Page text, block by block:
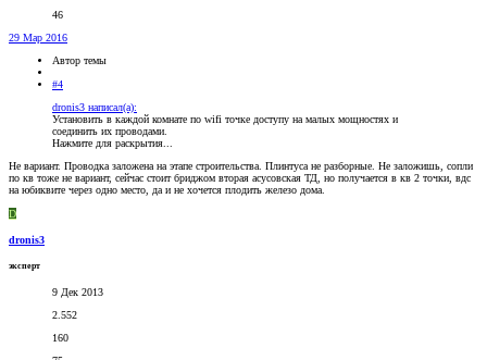
46
29 Мар 2016
Автор темы
#4
dronis3 написал(а):
Установить в каждой комнате по wifi точке доступу на малых мощностях и
соединить их проводами.
Нажмите для раскрытия...
Не вариант. Проводка заложена на этапе строительства. Плинтуса не разборные. Не заложишь, сопли
по кв тоже не вариант, сейчас стоит бриджом вторая асусовская ТД, но получается в кв 2 точки, вдс
на юбиквите через одно место, да и не хочется плодить железо дома.
D
dronis3
эксперт
9 Дек 2013
2.552
160